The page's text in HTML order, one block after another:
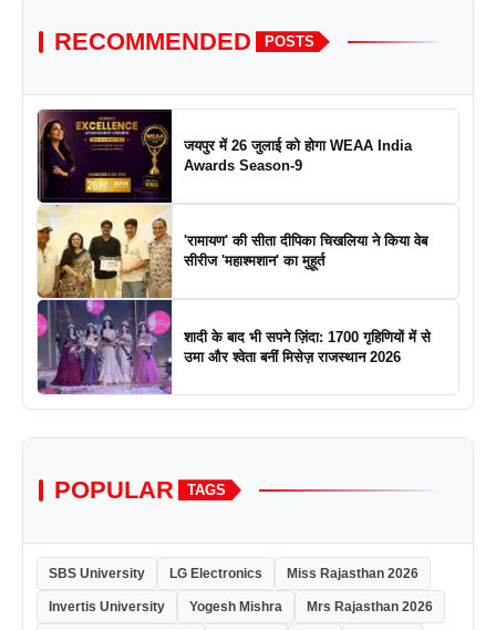
RECOMMENDED POSTS
जयपुर में 26 जुलाई को होगा WEAA India
Awards Season-9
'रामायण' की सीता दीपिका चिखलिया ने किया वेब
सीरीज 'महाश्मशान' का मुहूर्त
शादी के बाद भी सपने ज़िंदा: 1700 गृहिणियों में से
उमा और श्वेता बनीं मिसेज़ राजस्थान 2026
POPULAR TAGS
SBS University LG Electronics Miss Rajasthan 2026
Invertis University Yogesh Mishra Mrs Rajasthan 2026